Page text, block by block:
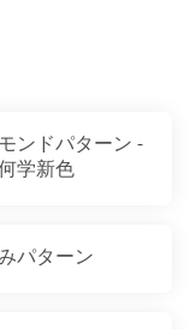
ンドパターン -
学新色
パターン